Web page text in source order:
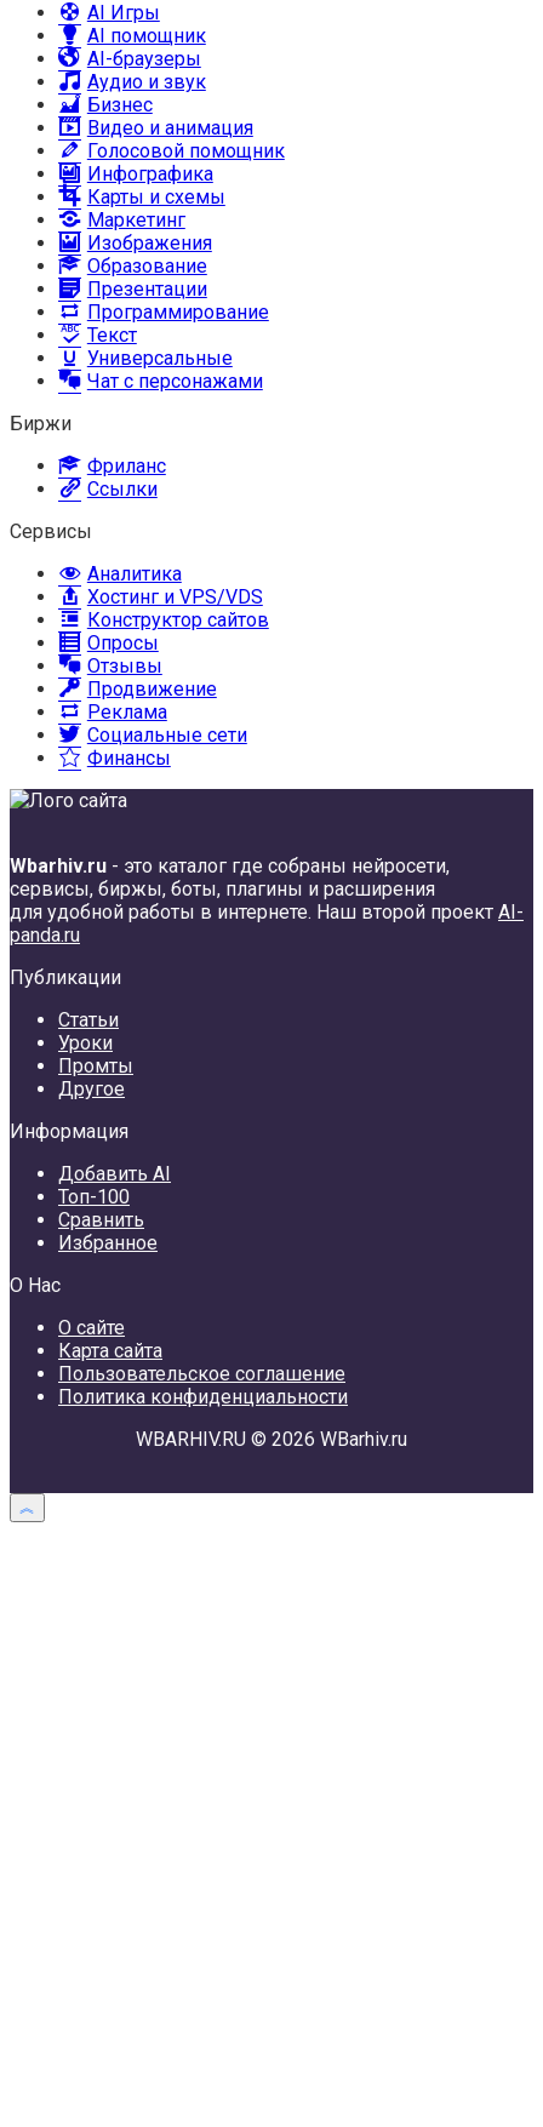
AI Игры
AI помощник
AI-браузеры
Аудио и звук
Бизнес
Видео и анимация
Голосовой помощник
Инфографика
Карты и схемы
Маркетинг
Изображения
Образование
Презентации
Программирование
Текст
Универсальные
Чат с персонажами
Биржи
Фриланс
Ссылки
Сервисы
Аналитика
Хостинг и VPS/VDS
Конструктор сайтов
Опросы
Отзывы
Продвижение
Реклама
Социальные сети
Финансы
Wbarhiv.ru - это каталог где собраны нейросети,
сервисы, биржы, боты, плагины и расширения
для удобной работы в интернете. Наш второй проект AI-
panda.ru
Публикации
Статьи
Уроки
Промты
Другое
Информация
Добавить AI
Топ-100
Сравнить
Избранное
О Нас
О сайте
Карта сайта
Пользовательское соглашение
Политика конфиденциальности
WBARHIV.RU © 2026 WBarhiv.ru